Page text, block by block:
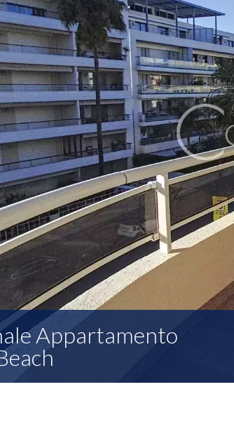
Appartamento